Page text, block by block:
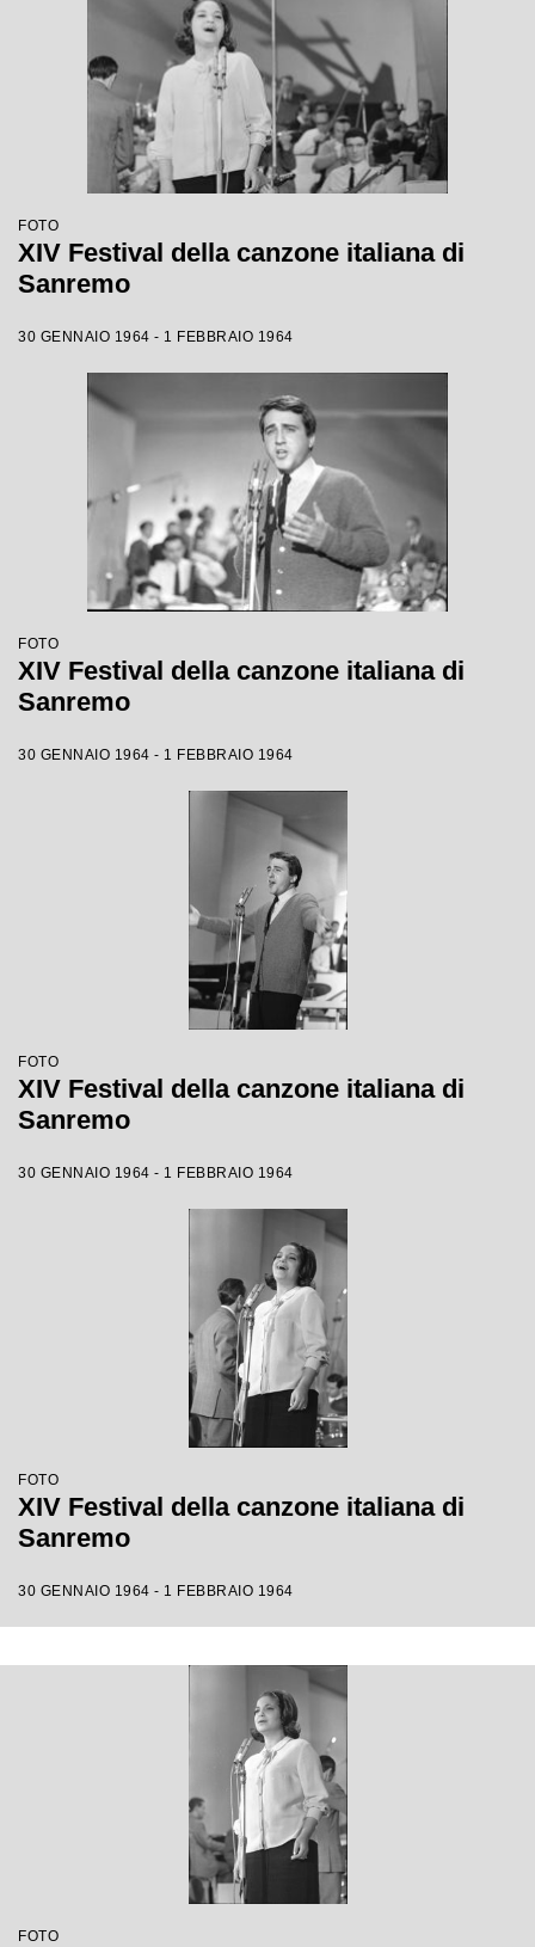
FOTO
XIV Festival della canzone italiana di
Sanremo
30 GENNAIO 1964 - 1 FEBBRAIO 1964
FOTO
XIV Festival della canzone italiana di
Sanremo
30 GENNAIO 1964 - 1 FEBBRAIO 1964
FOTO
XIV Festival della canzone italiana di
Sanremo
30 GENNAIO 1964 - 1 FEBBRAIO 1964
FOTO
XIV Festival della canzone italiana di
Sanremo
30 GENNAIO 1964 - 1 FEBBRAIO 1964
FOTO